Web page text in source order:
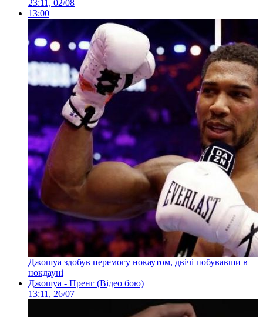
23:11, 02/08
13:00
Джошуа здобув перемогу нокаутом, двічі побувавши в
нокдауні
Джошуа - Пренг (Відео бою)
13:11, 26/07